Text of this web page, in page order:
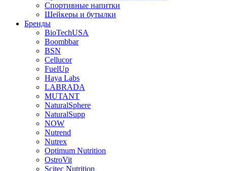
Спортивные напитки
Шейкеры и бутылки
Бренды
BioTechUSA
Boombbar
BSN
Cellucor
FuelUp
Haya Labs
LABRADA
MUTANT
NaturalSphere
NaturalSupp
NOW
Nutrend
Nutrex
Optimum Nutrition
OstroVit
Scitec Nutrition